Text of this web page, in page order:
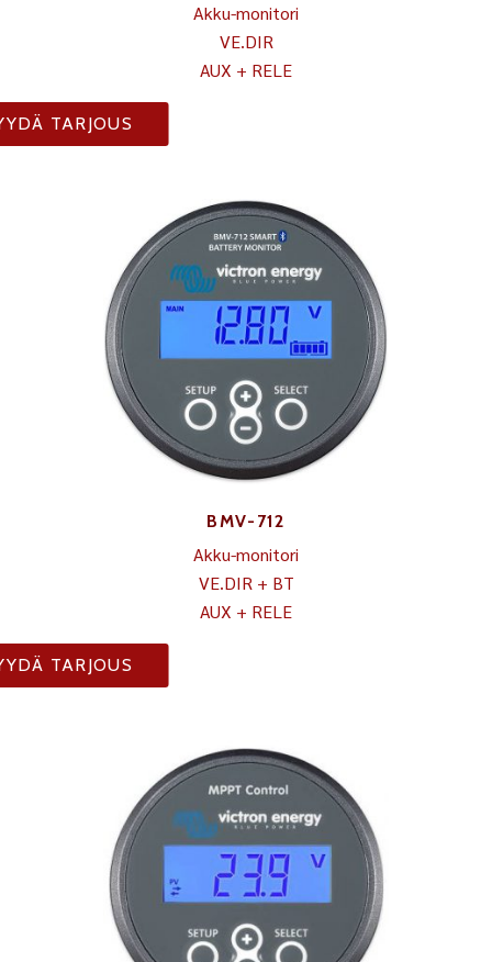
Akku-monitori
VE.DIR
AUX + RELE
TARJOUS
BMV-712
Akku-monitori
VE.DIR + BT
AUX + RELE
TARJOUS